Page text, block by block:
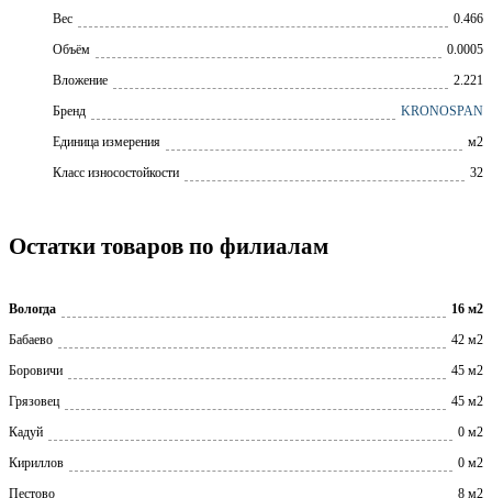
Вес
0.466
Объём
0.0005
Вложение
2.221
Бренд
KRONOSPAN
Единица измерения
м2
Класс износостойкости
32
Остатки товаров по филиалам
Вологда
16 м2
Бабаево
42 м2
Боровичи
45 м2
Грязовец
45 м2
Кадуй
0 м2
Кириллов
0 м2
Пестово
8 м2